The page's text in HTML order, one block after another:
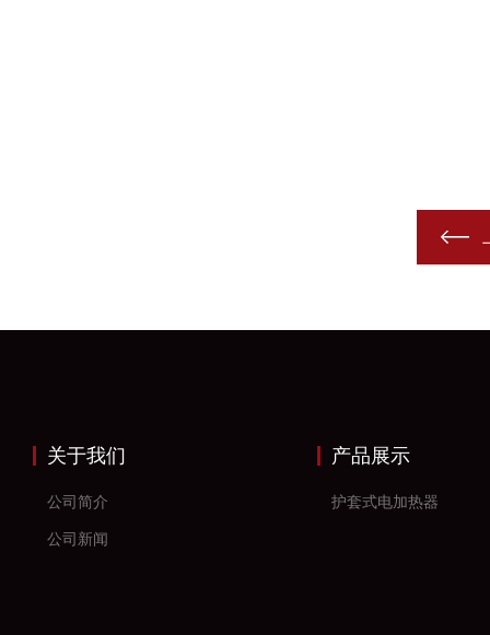
关于我们
公司简介
公司新闻
产品展示
护套式电加热器